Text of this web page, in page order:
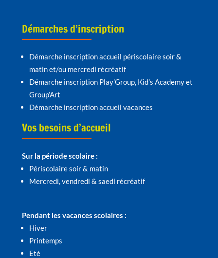
Démarches d’inscription
Démarche inscription accueil périscolaire soir &
matin et/ou mercredi récréatif
Démarche inscription Play’Group, Kid’s Academy et
Group’Art
Démarche inscription accueil vacances
Vos besoins d’accueil
Sur la période scolaire :
Périscolaire soir & matin
Mercredi, vendredi & saedi récréatif
Pendant les vacances scolaires :
Hiver
Printemps
Eté